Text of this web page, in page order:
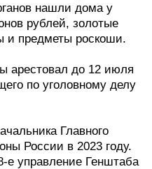
нашли дома у
рублей, золотые
и предметы роскоши.
арестовал до 12 июля
по уголовному делу
Главного
России в 2023 году.
е управление Генштаба